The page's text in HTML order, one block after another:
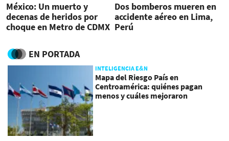
México: Un muerto y
decenas de heridos por
choque en Metro de CDMX
Dos bomberos mueren en
accidente aéreo en Lima,
Perú
EN PORTADA
INTELIGENCIA E&N
Mapa del Riesgo País en
Centroamérica: quiénes pagan
menos y cuáles mejoraron